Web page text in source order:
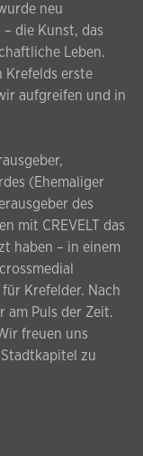
neu
die Kunst, das
Leben.
Krefelds erste
aufgreifen und in
(Ehemaliger
des
mit CREVELT das
haben – in einem
Krefelder. Nach
am Puls der Zeit.
freuen uns
zu